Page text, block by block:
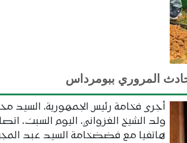
المروري ببومرداس
أجرى فخامة رئيس الجمهورية، السيد
ولد الشيخ الغزواني، اليوم السبت،
هاتفيا مع فضضخامة السيد عبد